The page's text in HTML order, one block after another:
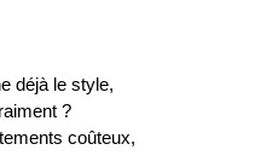
déjà le style,
?
coûteux,